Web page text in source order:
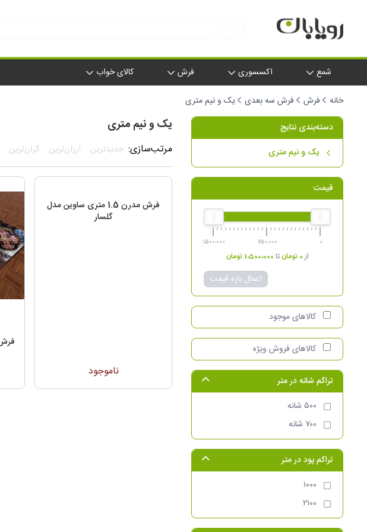
شمع اکسسوری فرش کالای خواب
خانه
فرش فرش سه بعدی
یک و نیم متری
دسته‌بندی نتایج
یک و نیم متری
قیمت
0 750،000 1،500،000
از0 تومانتا 1،500،000 تومان
اعمال بازه قیمت
کالا‌های موجود
کالاهای فروش ویژه
تراکم شانه در متر
۵۰۰ شانه
۷۰۰ شانه
تراکم پود در متر
۱۰۰۰
۲۱۰۰
یک و نیم متری
مرتب‌سازی: جدیدترین ارزان‌ترین گران‌ترین
ناموجود